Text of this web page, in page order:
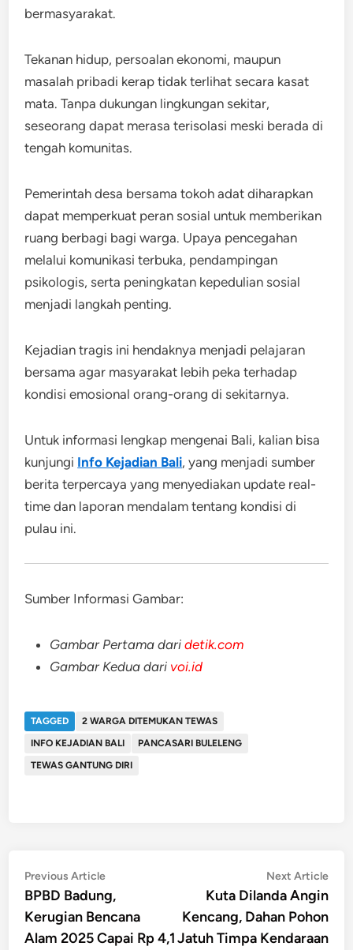
bermasyarakat.
Tekanan hidup, persoalan ekonomi, maupun
masalah pribadi kerap tidak terlihat secara kasat
mata. Tanpa dukungan lingkungan sekitar,
seseorang dapat merasa terisolasi meski berada di
tengah komunitas.
Pemerintah desa bersama tokoh adat diharapkan
dapat memperkuat peran sosial untuk memberikan
ruang berbagi bagi warga. Upaya pencegahan
melalui komunikasi terbuka, pendampingan
psikologis, serta peningkatan kepedulian sosial
menjadi langkah penting.
Kejadian tragis ini hendaknya menjadi pelajaran
bersama agar masyarakat lebih peka terhadap
kondisi emosional orang-orang di sekitarnya.
Untuk informasi lengkap mengenai Bali, kalian bisa
kunjungi Info Kejadian Bali, yang menjadi sumber
berita terpercaya yang menyediakan update real-
time dan laporan mendalam tentang kondisi di
pulau ini.
Sumber Informasi Gambar:
Gambar Pertama daridetik.com
Gambar Kedua dari voi.id
TAGGED
2 WARGA DITEMUKAN TEWAS
INFO KEJADIAN BALI
PANCASARI BULELENG
TEWAS GANTUNG DIRI
Post
navigation
Previous ArticlePrevious
article:
BPBD Badung,
Kerugian Bencana
Alam 2025 Capai Rp 4,1
Next Article
Kuta Dilanda Angin
Kencang, Dahan Pohon
Jatuh Timpa Kendaraan